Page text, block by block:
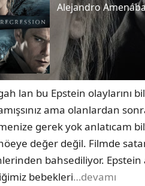
Alejandro
lan bu Epstein olaylarını
ama olanlardan
gerek yok anlatıcam
değer değil. Filmde
bahsediliyor. Epstein
bebekleri…devamı